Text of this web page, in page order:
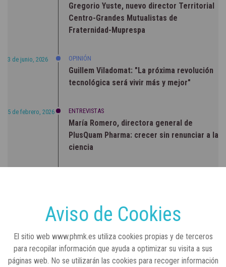
Gregorio Yuste, nuevo director Territorial
Centro-Grandes Mutualistas de
Fraternidad-Muprespa
3 de junio, 2026 OPINIÓN
Guillem Viladomat: "La próxima revolución
tecnológica será vivir más y mejor"
5 de febrero, 2026 ENTREVISTAS
María Romero, directora general de
PlusQuam Pharma: crecer sin renunciar a la
ciencia
Lilly impulsa "Razones de Peso" para
visibilizar la obesidad
Aviso de Cookies
El sitio web www.phmk.es utiliza cookies propias y de terceros
para recopilar información que ayuda a optimizar su visita a sus
páginas web. No se utilizarán las cookies para recoger información